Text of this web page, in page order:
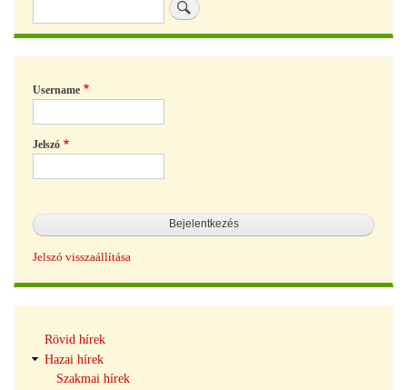
Username
Jelszó
Jelszó visszaállítása
navigáció
Rövid hírek
Hazai hírek
Szakmai hírek